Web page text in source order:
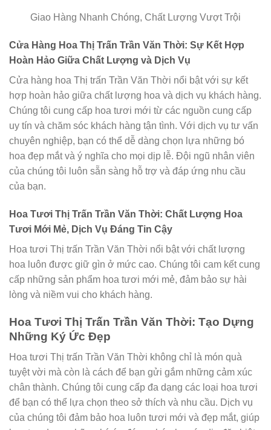
Giao Hàng Nhanh Chóng, Chất Lượng Vượt Trội
Cửa Hàng Hoa Thị Trấn Trần Văn Thời: Sự Kết Hợp
Hoàn Hảo Giữa Chất Lượng và Dịch Vụ
Cửa hàng hoa Thị trấn Trần Văn Thời nổi bật với sự kết
hợp hoàn hảo giữa chất lượng hoa và dịch vụ khách hàng.
Chúng tôi cung cấp hoa tươi mới từ các nguồn cung cấp
uy tín và chăm sóc khách hàng tận tình. Với dịch vụ tư vấn
chuyên nghiệp, bạn có thể dễ dàng chọn lựa những bó
hoa đẹp mắt và ý nghĩa cho mọi dịp lễ. Đội ngũ nhân viên
của chúng tôi luôn sẵn sàng hỗ trợ và đáp ứng nhu cầu
của bạn.
Hoa Tươi Thị Trấn Trần Văn Thời: Chất Lượng Hoa
Tươi Mới Mẻ, Dịch Vụ Đáng Tin Cậy
Hoa tươi Thị trấn Trần Văn Thời nổi bật với chất lượng
hoa luôn được giữ gìn ở mức cao. Chúng tôi cam kết cung
cấp những sản phẩm hoa tươi mới mẻ, đảm bảo sự hài
lòng và niềm vui cho khách hàng.
Hoa Tươi Thị Trấn Trần Văn Thời: Tạo Dựng
Những Ký Ức Đẹp
Hoa tươi Thị trấn Trần Văn Thời không chỉ là món quà
tuyệt vời mà còn là cách để bạn gửi gắm những cảm xúc
chân thành. Chúng tôi cung cấp đa dạng các loại hoa tươi
để bạn có thể lựa chọn theo sở thích và nhu cầu. Dịch vụ
của chúng tôi đảm bảo hoa luôn tươi mới và đẹp mắt, giúp